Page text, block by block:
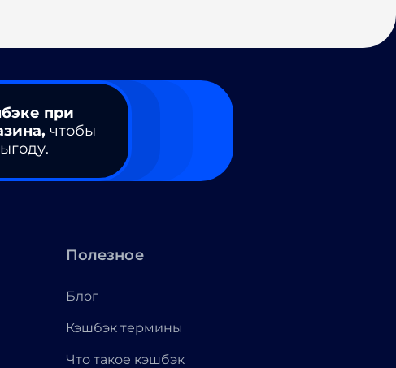
при
чтобы
Полезное
Блог
Кэшбэк термины
Что такое кэшбэк